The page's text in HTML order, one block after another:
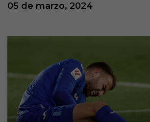
05 de marzo, 2024